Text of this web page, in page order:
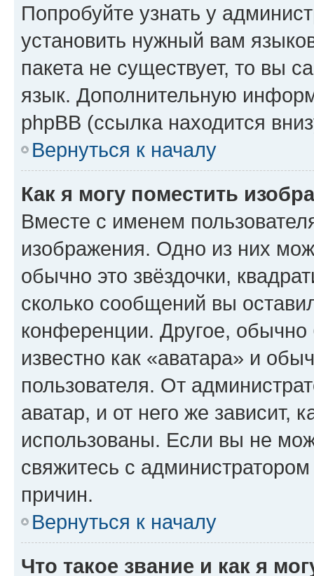
Попробуйте узнать у
установить нужный вам
пакета не существует, то вы
язык. Дополнительную
phpBB (ссылка находится
Вернуться к началу
Как я могу поместить
Вместе с именем
изображения. Одно из них
обычно это звёздочки,
сколько сообщений вы
конференции. Другое,
известно как «аватара» и
пользователя. От
аватар, и от него же зависит,
использованы. Если вы не
свяжитесь с
причин.
Вернуться к началу
Что такое звание и как я